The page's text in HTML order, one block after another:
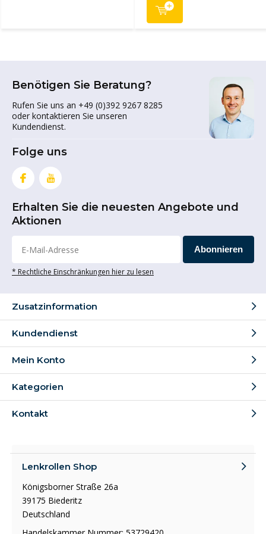
Benötigen Sie Beratung?
Rufen Sie uns an +49 (0)392 9267 8285
oder kontaktieren Sie unseren
Kundendienst.
Folge uns
Erhalten Sie die neuesten Angebote und
Aktionen
Abonnieren
* Rechtliche Einschränkungen hier zu lesen
Zusatzinformation
Kundendienst
Mein Konto
Kategorien
Kontakt
Lenkrollen Shop
Königsborner Straße 26a
39175 Biederitz
Deutschland